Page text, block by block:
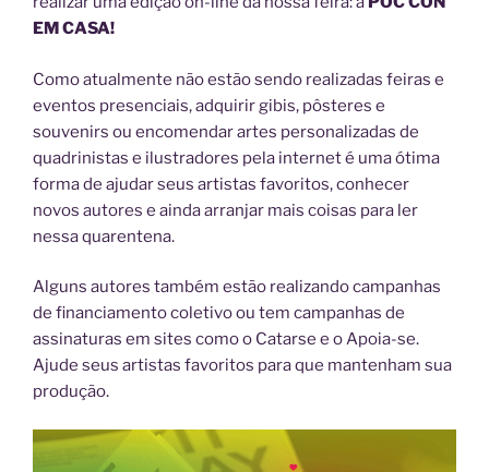
EM CASA!
Como atualmente não estão sendo realizadas feiras e
eventos presenciais, adquirir gibis, pôsteres e
souvenirs ou encomendar artes personalizadas de
quadrinistas e ilustradores pela internet é uma ótima
forma de ajudar seus artistas favoritos, conhecer
novos autores e ainda arranjar mais coisas para ler
nessa quarentena.
Alguns autores também estão realizando campanhas
de financiamento coletivo ou tem campanhas de
assinaturas em sites como o Catarse e o Apoia-se.
Ajude seus artistas favoritos para que mantenham sua
produção.